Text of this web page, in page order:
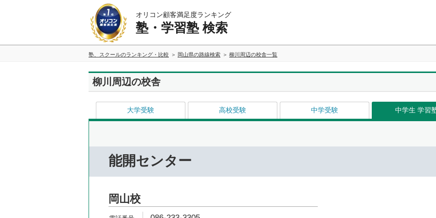
オリコン顧客満足度ランキング
塾・学習塾 検索
塾、スクールのランキング・比較 岡山県の路線検索 柳川周辺の校舎一覧
柳川周辺の校舎
大学受験 高校受験 中学受験 中学生 学習
能開センター
岡山校